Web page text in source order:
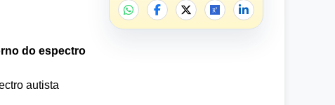
do espectro
autista